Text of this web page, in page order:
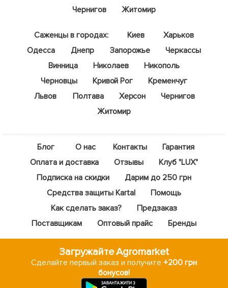
Чернигов
Житомир
Саженцы в городах: Киев
Харьков
Одесса
Днепр Запорожье
Черкассы
Винница
Николаев
Никополь
Черновцы
Кривой Рог
Кременчуг
Львов
Полтава Херсон
Чернигов
Житомир
Блог О нас Контакты
Гарантия
Оплата и доставка
Отзывы
Клуб "LUX"
Подписка на скидки
Дарим до 250 грн
Средства защиты Kartal
Помощь
Как сделать заказ?
Предзаказ
Поставщикам
Оптовый прайс Бренды
Загружайте Agromarket
Сделайте первый заказ и получите +200 грн
бонусов!